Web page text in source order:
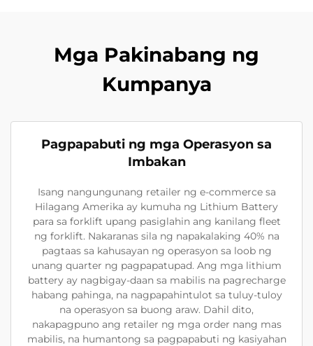
Mga Pakinabang ng
Kumpanya
Pagpapabuti ng mga Operasyon sa
Imbakan
Isang nangungunang retailer ng e-commerce sa
Hilagang Amerika ay kumuha ng Lithium Battery
para sa forklift upang pasiglahin ang kanilang fleet
ng forklift. Nakaranas sila ng napakalaking 40% na
pagtaas sa kahusayan ng operasyon sa loob ng
unang quarter ng pagpapatupad. Ang mga lithium
battery ay nagbigay-daan sa mabilis na pagrecharge
habang pahinga, na nagpapahintulot sa tuluy-tuloy
na operasyon sa buong araw. Dahil dito,
nakapagpuno ang retailer ng mga order nang mas
mabilis, na humantong sa pagpapabuti ng kasiyahan